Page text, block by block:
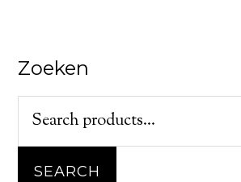
Zoeken
SEARCH